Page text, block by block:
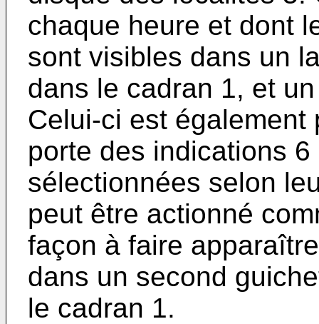
chaque heure et dont
sont visibles dans un
dans le cadran 1, et
Celui-ci est
porte des indications
sélectionnées selon
peut être actionné
façon à faire
dans un second
le cadran 1.